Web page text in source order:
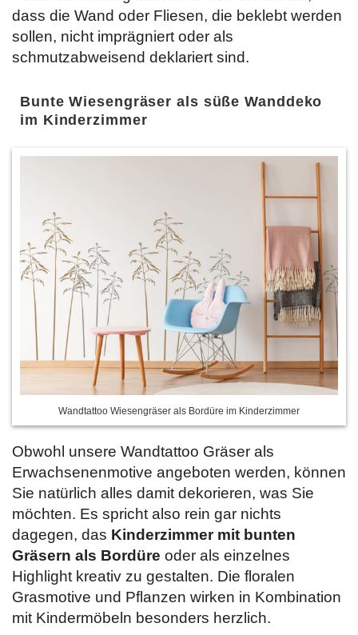
dass die Wand oder Fliesen, die beklebt werden
sollen, nicht imprägniert oder als
schmutzabweisend deklariert sind.
Bunte Wiesengräser als süße Wanddeko
im Kinderzimmer
Wandtattoo Wiesengräser als Bordüre im Kinderzimmer
Obwohl unsere Wandtattoo Gräser als
Erwachsenenmotive angeboten werden, können
Sie natürlich alles damit dekorieren, was Sie
möchten. Es spricht also rein gar nichts
dagegen, das Kinderzimmer mit bunten
Gräsern als Bordüre oder als einzelnes
Highlight kreativ zu gestalten. Die floralen
Grasmotive und Pflanzen wirken in Kombination
mit Kindermöbeln besonders herzlich.